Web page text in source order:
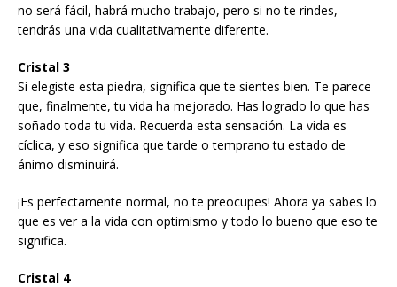
no será fácil, habrá mucho trabajo, pero si no te rindes,
tendrás una vida cualitativamente diferente.
Cristal 3
Si elegiste esta piedra, significa que te sientes bien. Te parece
que, finalmente, tu vida ha mejorado. Has logrado lo que has
soñado toda tu vida. Recuerda esta sensación. La vida es
cíclica, y eso significa que tarde o temprano tu estado de
ánimo disminuirá.
¡Es perfectamente normal, no te preocupes! Ahora ya sabes lo
que es ver a la vida con optimismo y todo lo bueno que eso te
significa.
Cristal 4